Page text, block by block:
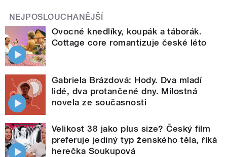
NEJPOSLOUCHANĚJŠÍ
Ovocné knedlíky, koupák a táborák.
Cottage core romantizuje české léto
Gabriela Brázdová: Hody. Dva mladí
lidé, dva protančené dny. Milostná
novela ze současnosti
Velikost 38 jako plus size? Český film
preferuje jediný typ ženského těla, říká
herečka Soukupová